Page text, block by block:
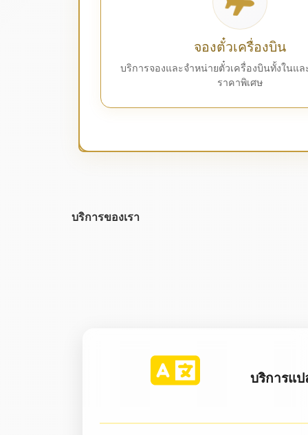
จองตั๋วเครื่องบิน
บริการจองและจำหน่ายตั๋วเครื่องบินทั้งในแล
ราคาพิเศษ
บริการของเรา
บริการแป